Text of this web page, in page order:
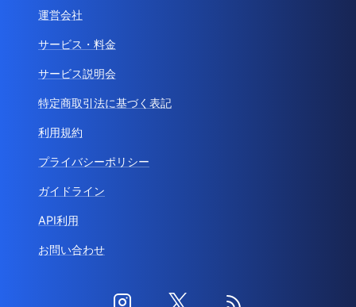
運営会社
サービス・料金
サービス説明会
特定商取引法に基づく表記
利用規約
プライバシーポリシー
ガイドライン
API利用
お問い合わせ